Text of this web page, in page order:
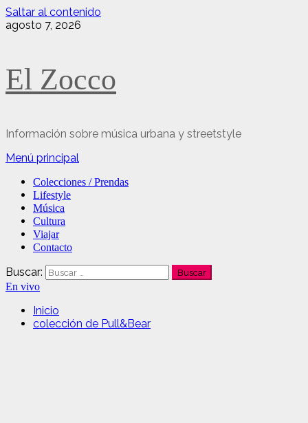
Saltar al contenido
agosto 7, 2026
El Zocco
Información sobre música urbana y streetstyle
Menú principal
Colecciones / Prendas
Lifestyle
Música
Cultura
Viajar
Contacto
Buscar:
En vivo
Inicio
colección de Pull&Bear